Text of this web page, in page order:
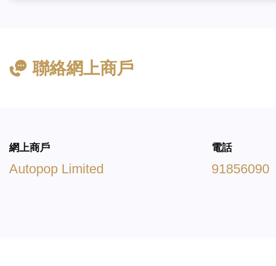
聯絡網上商戶
網上商戶
Autopop Limited
電話
91856090